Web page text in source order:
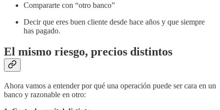
Compararte con “otro banco”
Decir que eres buen cliente desde hace años y que siempre
has pagado.
El mismo riesgo, precios distintos
Ahora vamos a entender por qué una operación puede ser cara en un
banco y razonable en otro: